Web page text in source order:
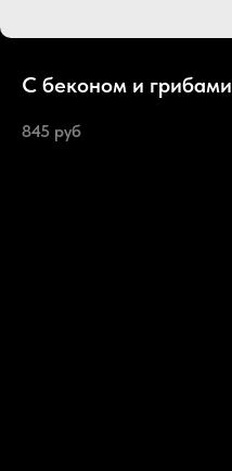
С беконом и грибами
845 руб